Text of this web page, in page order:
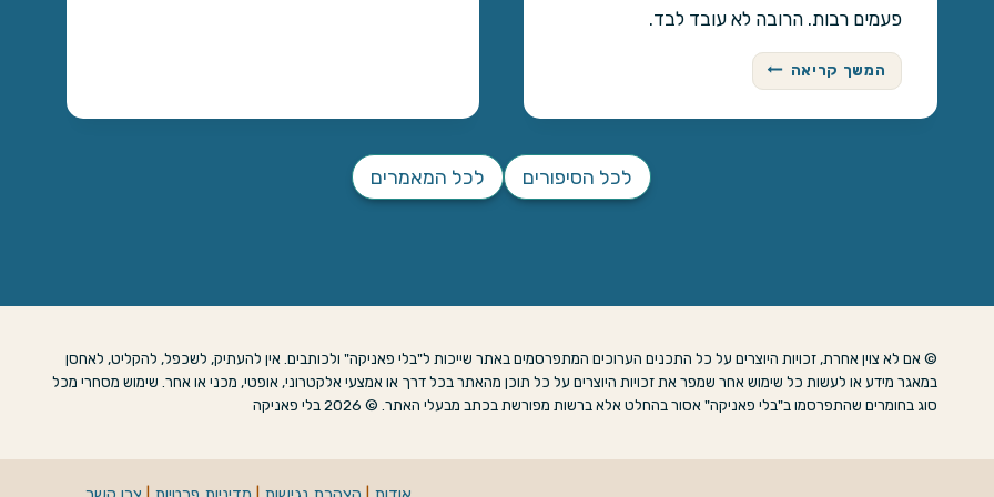
פעמים רבות. הרובה לא עובד לבד.
המשך קריאה ק
ו
ם
לכל הסיפורים לכל המאמרים
© אם לא צוין אחרת, זכויות היוצרים על כל התכנים הערוכים המתפרסמים באתר שייכות ל"בלי פאניקה" ולכותבים. אין להעתיק, לשכפל, להקליט, לאחסן
במאגר מידע או לעשות כל שימוש אחר שמפר את זכויות היוצרים על כל תוכן מהאתר בכל דרך או אמצעי אלקטרוני, אופטי, מכני או אחר. שימוש מסחרי מכל
סוג בחומרים שהתפרסמו ב"בלי פאניקה" אסור בהחלט אלא ברשות מפורשת בכתב מבעלי האתר. © 2026 בלי פאניקה